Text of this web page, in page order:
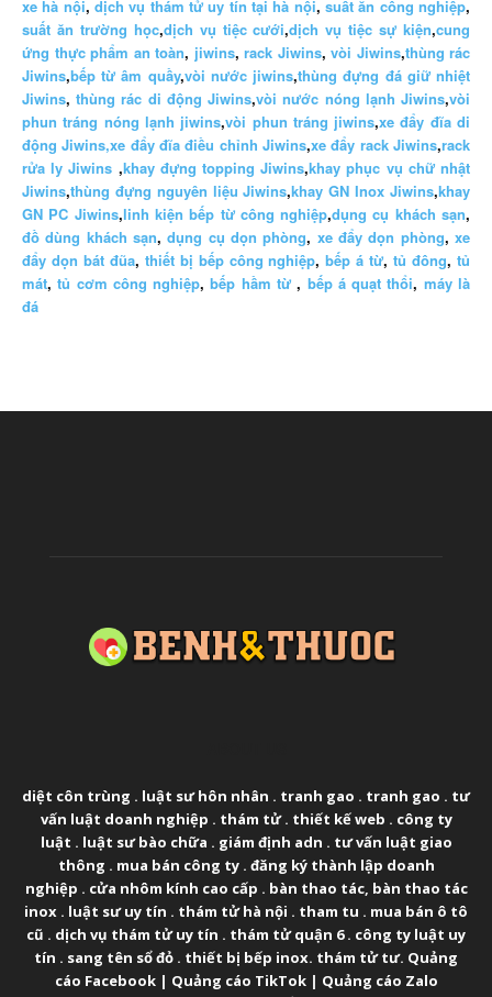
xe hà nội,dịch vụ thám tử uy tín tại hà nội,suất ăn công nghiệp,
suất ăn trường học,dịch vụ tiệc cưới,dịch vụ tiệc sự kiện,cung
ứng thực phẩm an toàn, jiwins, rack Jiwins, vòi Jiwins,thùng rác
Jiwins,bếp từ âm quầy,vòi nước jiwins,thùng đựng đá giữ nhiệt
Jiwins,thùng rác di động Jiwins,vòi nước nóng lạnh Jiwins,vòi
phun tráng nóng lạnh jiwins,vòi phun tráng jiwins,xe đẩy đĩa di
động Jiwins,xe đẩy đĩa điều chỉnh Jiwins,xe đẩy rack Jiwins,rack
rửa ly Jiwins ,khay đựng topping Jiwins,khay phục vụ chữ nhật
Jiwins,thùng đựng nguyên liệu Jiwins,khay GN Inox Jiwins,khay
GN PC Jiwins,linh kiện bếp từ công nghiệp,dụng cụ khách sạn,
đồ dùng khách sạn,dụng cụ dọn phòng, xe đẩy dọn phòng,xe
đẩy dọn bát đũa, thiết bị bếp công nghiệp,bếp á từ,tủ đông,tủ
mát,tủ cơm công nghiệp,bếp hầm từ , bếp á quạt thổi, máy là
đá
diệt côn trùng . luật sư hôn nhân . tranh gao . tranh gao . tư
vấn luật doanh nghiệp . thám tử. thiết kế web . công ty
luật . luật sư bào chữa . giám định adn . tư vấn luật giao
thông . mua bán công ty. đăng ký thành lập doanh
nghiệp . cửa nhôm kính cao cấp . bàn thao tác, bàn thao tác
inox . luật sư uy tín . thám tử hà nội . tham tu . mua bán ô tô
cũ . dịch vụ thám tử uy tín . thám tử quận 6. công ty luật uy
tín . sang tên sổ đỏ . thiết bị bếp inox. thám tử tư. Quảng
cáo Facebook| Quảng cáo TikTok| Quảng cáo Zalo